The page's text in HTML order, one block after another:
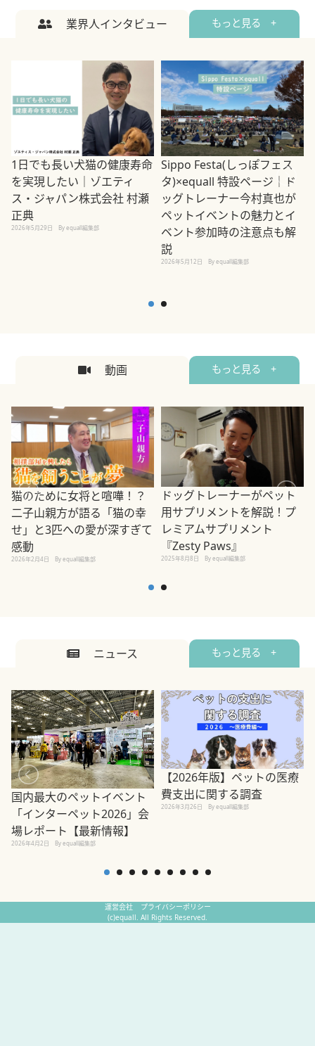
業界人インタビュー もっと見る +
1日でも長い犬猫の健康寿命
を実現したい｜ゾエティ
ス・ジャパン株式会社 村瀬
正典
2026年5月29日 By equall編集部
Sippo Festa(しっぽフェス
タ)×equall 特設ページ｜ド
ッグトレーナー今村真也が
ペットイベントの魅力とイ
ベント参加時の注意点も解
説
2026年5月12日 By equall編集部
動画 もっと見る +
猫のために女将と喧嘩！？
二子山親方が語る「猫の幸
せ」と3匹への愛が深すぎて
感動
2026年2月4日 By equall編集部
ドッグトレーナーがペット
用サプリメントを解説！プ
レミアムサプリメント
『Zesty Paws』
2025年8月8日 By equall編集部
ニュース もっと見る +
国内最大のペットイベント
「インターペット2026」会
場レポート【最新情報】
2026年4月2日 By equall編集部
【2026年版】ペットの医療
費支出に関する調査
2026年3月26日 By equall編集部
運営会社
プライバシーポリシー
(c)equall. All Rights Reserved.